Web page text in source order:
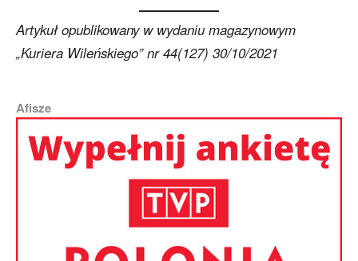
Artykuł opublikowany w wydaniu magazynowym
„Kuriera Wileńskiego” nr 44(127) 30/10/2021
Afisze